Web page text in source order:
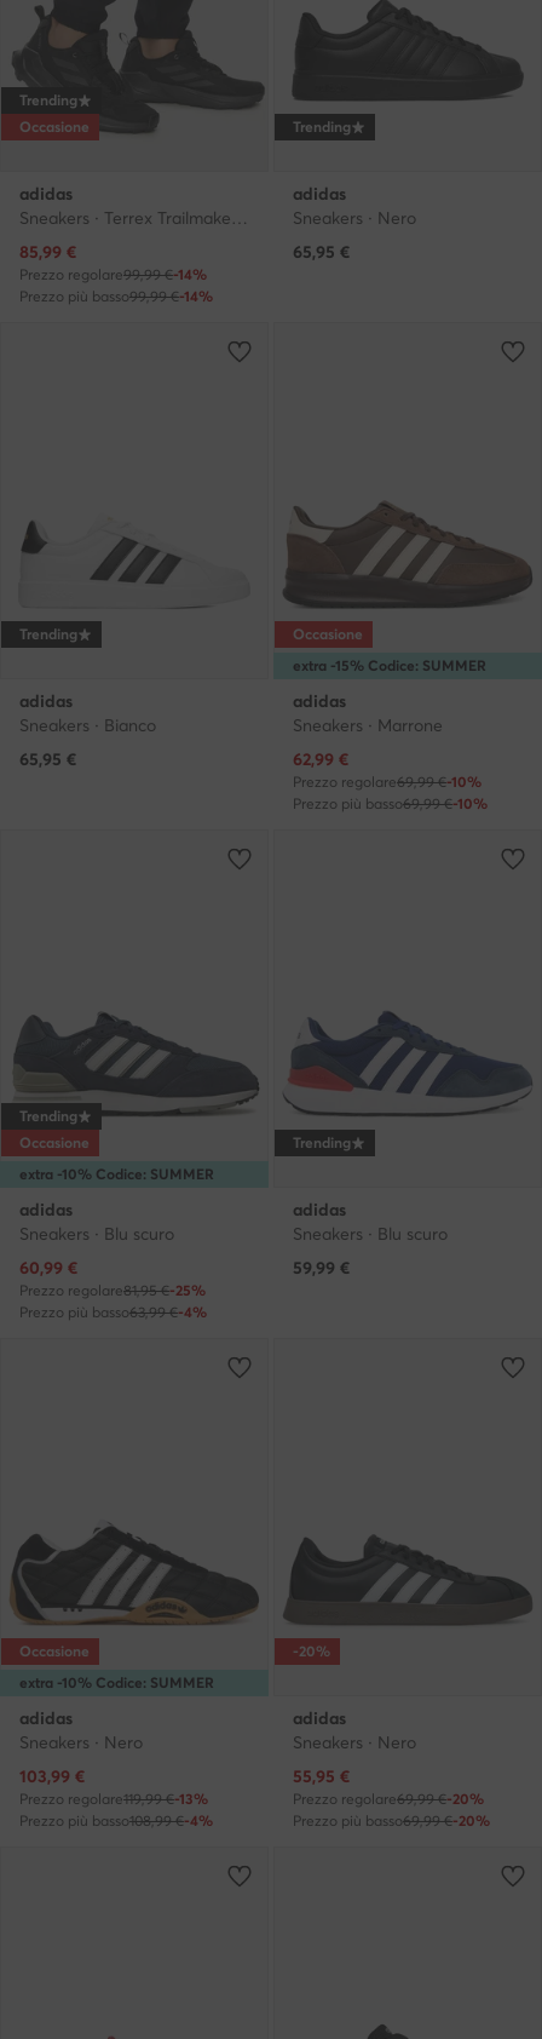
Trending
Occasione
adidas
Prezzo attuale
85,99 €
Prezzo regolare99,99 €-14%
Prezzo più basso99,99 €-14%
Trending
adidas
Sneakers · Nero
65,95 €
Trending
adidas
Sneakers · Bianco
65,95 €
extra -15% Codice: SUMMER
Occasione
adidas
Sneakers · Marrone
Prezzo attuale
62,99 €
Prezzo regolare69,99 €-10%
Prezzo più basso69,99 €-10%
extra -10% Codice: SUMMER
Trending
Occasione
adidas
Sneakers · Blu scuro
Prezzo attuale
60,99 €
Prezzo regolare81,95 €-25%
Prezzo più basso63,99 €-4%
Trending
adidas
Sneakers · Blu scuro
59,99 €
extra -10% Codice: SUMMER
Occasione
adidas
Sneakers · Nero
Prezzo attuale
103,99 €
Prezzo regolare119,99 €-13%
Prezzo più basso108,99 €-4%
-20%
adidas
Sneakers · Nero
Prezzo attuale
55,95 €
Prezzo regolare69,99 €-20%
Prezzo più basso69,99 €-20%